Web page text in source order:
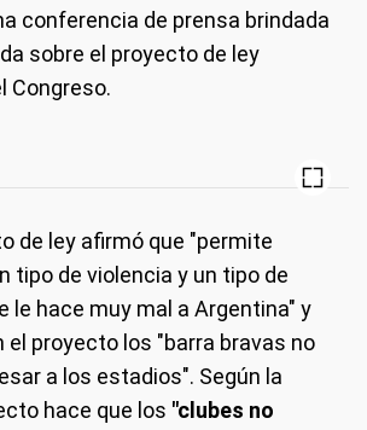
conferencia de prensa brindada
sobre el proyecto de ley
Congreso.
de ley afirmó que "permite
tipo de violencia y un tipo de
le hace muy mal a Argentina" y
el proyecto los "barra bravas no
a los estadios". Según la
hace que los "clubes no